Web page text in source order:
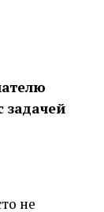
задачей
не